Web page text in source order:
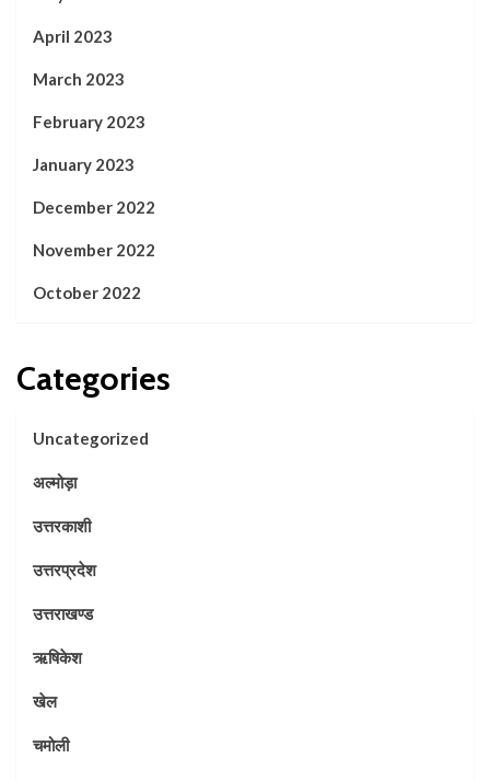
April 2023
March 2023
February 2023
January 2023
December 2022
November 2022
October 2022
Categories
Uncategorized
अल्मोड़ा
उत्तरकाशी
उत्तरप्रदेश
उत्तराखण्ड
ऋषिकेश
खेल
चमोली